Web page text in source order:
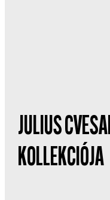
JULIUS
KOLLEKCIÓJA